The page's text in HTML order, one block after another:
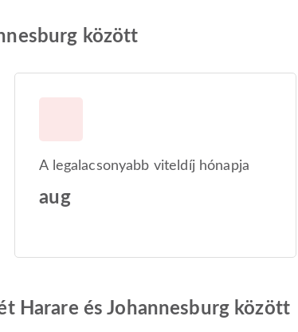
között
A legalacsonyabb viteldíj hónapja
aug
Harare és Johannesburg között